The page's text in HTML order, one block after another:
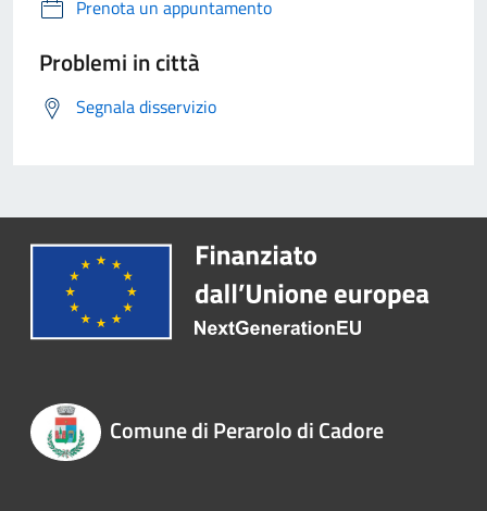
Prenota un appuntamento
Problemi in città
Segnala disservizio
Comune di Perarolo di Cadore